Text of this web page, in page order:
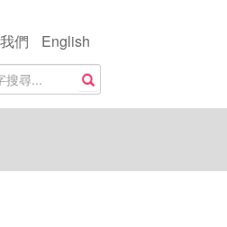
們
English
搜尋